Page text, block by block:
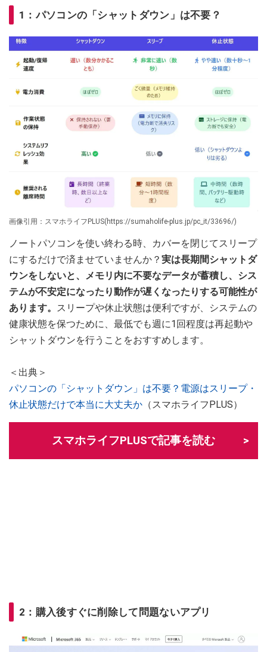
1：パソコンの「シャットダウン」は不要？
画像引用：スマホライフPLUS(https://sumaholife-plus.jp/pc_it/33696/)
ノートパソコンを使い終わる時、カバーを閉じてスリープ
にするだけで済ませていませんか？ 実は長期間シャットダ
ウンをしないと、メモリ内に不要なデータが蓄積し、シス
テムが不安定になったり動作が遅くなったりする可能性が
あります。
スリープや休止状態は便利ですが、システムの
健康状態を保つために、最低でも週に1回程度は再起動や
シャットダウンを行うことをおすすめします。
＜出典＞
パソコンの「シャットダウン」は不要？電源はスリープ・
休止状態だけで本当に大丈夫か （スマホライフPLUS）
スマホライフPLUSで記事を読む
2：購入後すぐに削除して問題ないアプリ